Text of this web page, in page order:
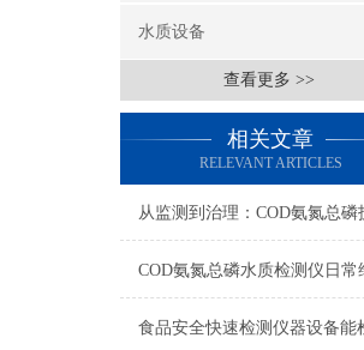
水质设备
查看更多 >>
相关文章
RELEVANT ARTICLES